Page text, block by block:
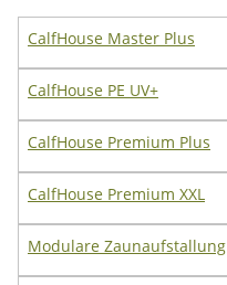
CalfHouse Master Plus
CalfHouse PE UV+
CalfHouse Premium Plus
CalfHouse Premium XXL
Modulare Zaunaufstallung